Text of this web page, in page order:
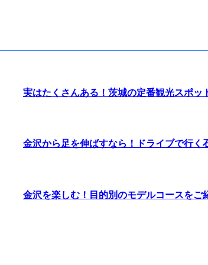
実はたくさんある！茨城の定番観光スポッ
金沢から足を伸ばすなら！ドライブで行く
金沢を楽しむ！目的別のモデルコースをご